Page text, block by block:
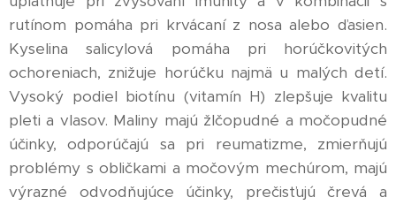
rutínom pomáha pri krvácaní z nosa alebo ďasien.
Kyselina salicylová pomáha pri horúčkovitých
ochoreniach, znižuje horúčku najmä u malých detí.
Vysoký podiel biotínu (vitamín H) zlepšuje kvalitu
pleti a vlasov. Maliny majú žlčopudné a močopudné
účinky, odporúčajú sa pri reumatizme, zmierňujú
problémy s obličkami a močovým mechúrom, majú
výrazné odvodňujúce účinky, prečisťujú črevá a